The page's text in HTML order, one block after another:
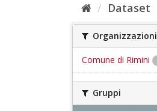
Dataset
Organizzazioni
Comune di Rimini
Gruppi